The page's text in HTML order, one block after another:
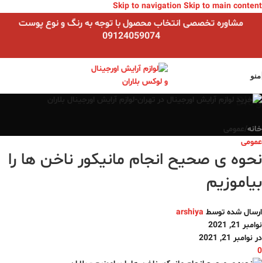
Skip to navigation Skip to main content
مشاوره تخصصی انتخاب محصول با توجه به رنگ و نوع پوست
09124059074
منو
Blog
خانه/عمومی
عمومی
نحوه ی صحیح انجام مانیکور ناخن ها را
بیاموزیم
ارسال شده توسط arshiya
نوامبر 21, 2021
در نوامبر 21, 2021
0